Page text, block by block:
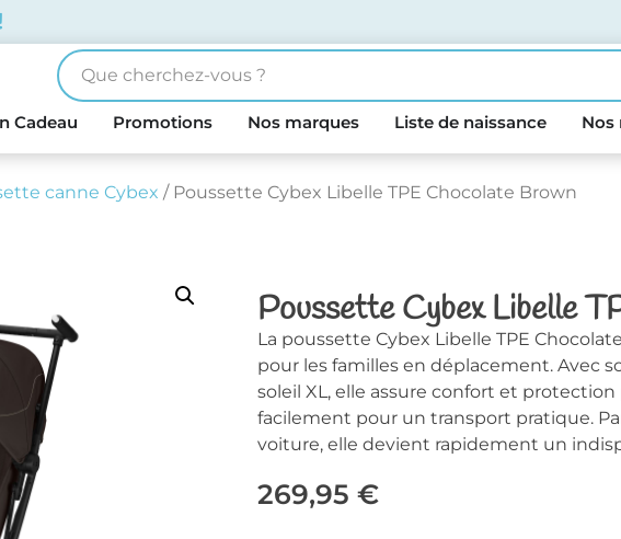
Cadeau Promotions Nos marques Liste de naissance Nos
canne Cybex / Poussette Cybex Libelle TPE Chocolate Brown
Poussette Cybex Libelle
La poussette Cybex Libelle TPE
pour les familles en déplacement. Avec
soleil XL, elle assure confort et
facilement pour un transport pratique.
voiture, elle devient rapidement un
269,95€